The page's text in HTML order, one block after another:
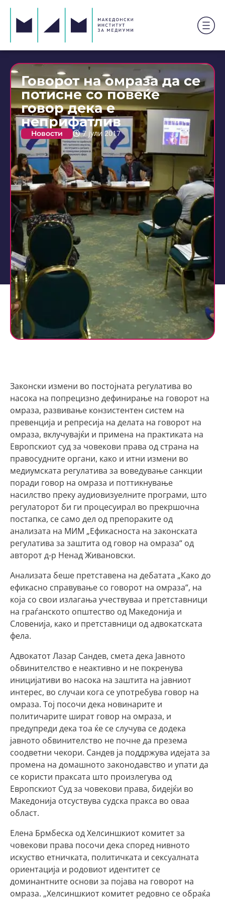
Говорот на омраза да се
потисне со повеќе
говор дека е
неприфатлив
Новости 7 јули 2017
Законски измени во постојната регулатива во
насока на попрецизно дефинирање на говорот на
омраза, развивање конзистентен систем на
превенција и репресија на делата на говорот на
омраза, вклучувајќи и примена на практиката на
Европскиот суд за човекови права од страна на
правосудните органи, како и итни измени во
медиумската регулатива за воведување санкции
поради говор на омраза и поттикнување
насилство преку аудиовизуелните програми, што
регулаторот би ги процесуирал во прекршочна
постапка, се само дел од препораките од
анализата на МИМ „Ефикасноста на законската
регулатива за заштита од говор на омраза“ од
авторот д-р Ненад Живановски.
Анализата беше претставена на дебатата „Како до
ефикасно справување со говорот на омраза“, на
која со свои излагања учествуваа и претставници
на граѓанското општество од Македонија и
Словенија, како и претставници од адвокатската
фела.
Адвокатот Лазар Сандев, смета дека Јавното
обвинителство е неактивно и не покренува
иницијативи во насока на заштита на јавниот
интерес, во случаи кога се употребува говор на
омраза. Тој посочи дека новинарите и
политичарите шират говор на омраза, и
предупреди дека тоа ќе се случува се додека
јавното обвинителство не почне да презема
соодветни чекори. Сандев ја поддржува идејата за
промена на домашното законодавство и упати да
се користи праксата што произлегува од
Европскиот Суд за човекови права, бидејќи во
Македонија отсуствува судска пракса во оваа
област.
Елена Брмбеска од Хелсиншкиот комитет за
човекови права посочи дека според нивното
искуство етничката, политичката и сексуалната
ориентација и родовиот идентитет се
доминантните основи за појава на говорот на
омраза. „Хелсиншкиот комитет редовно се обраќа